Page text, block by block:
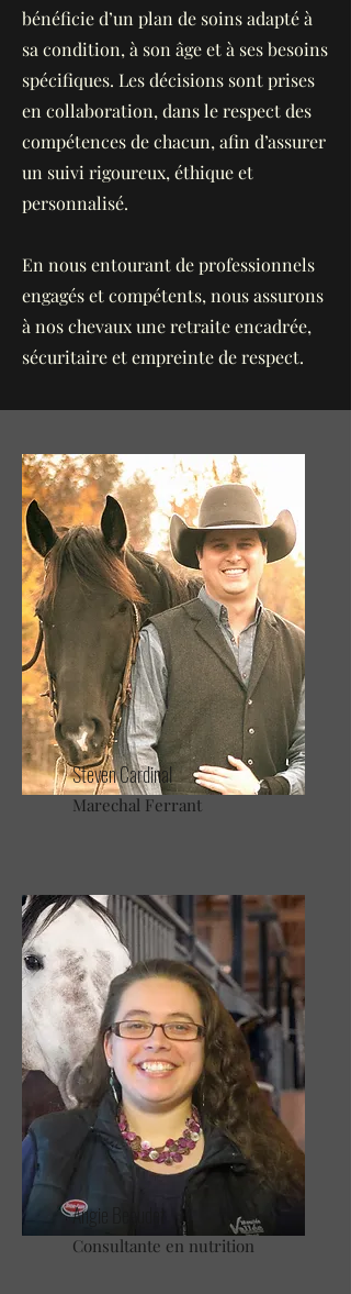
bénéficie d’un plan de soins adapté à
sa condition, à son âge et à ses besoins
spécifiques. Les décisions sont prises
en collaboration, dans le respect des
compétences de chacun, afin d’assurer
un suivi rigoureux, éthique et
personnalisé.
En nous entourant de professionnels
engagés et compétents, nous assurons
à nos chevaux une retraite encadrée,
sécuritaire et empreinte de respect.
Steven Cardinal
Marechal Ferrant
Angie Beaudet
Consultante en nutrition